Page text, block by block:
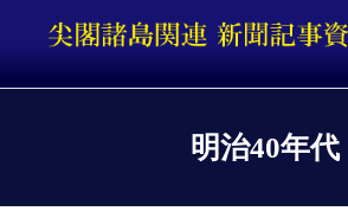
テ
明治40年代